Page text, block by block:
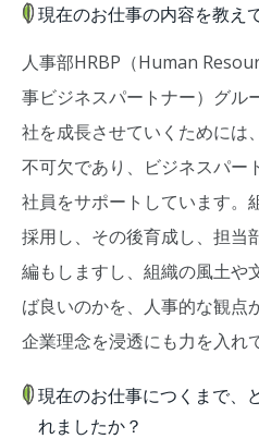
現在のお仕事の内容を教え
人事部HRBP（Human
事ビジネスパートナー）グル
社を成長させていくためには
不可欠であり、ビジネスパー
社員をサポートしています。
採用し、その後育成し、担当
編もしますし、組織の風土や
ば良いのかを、人事的な観点
企業理念を浸透にも力を入れ
現在のお仕事につくまで、
れましたか？